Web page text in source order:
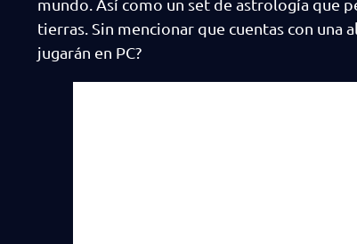
mundo. Así como un set de astrología que
tierras. Sin mencionar que cuentas con una
jugarán en PC?